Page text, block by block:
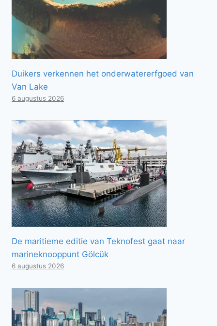
Duikers verkennen het onderwatererfgoed van
Van Lake
6 augustus 2026
De maritieme editie van Teknofest gaat naar
marineknooppunt Gölcük
6 augustus 2026